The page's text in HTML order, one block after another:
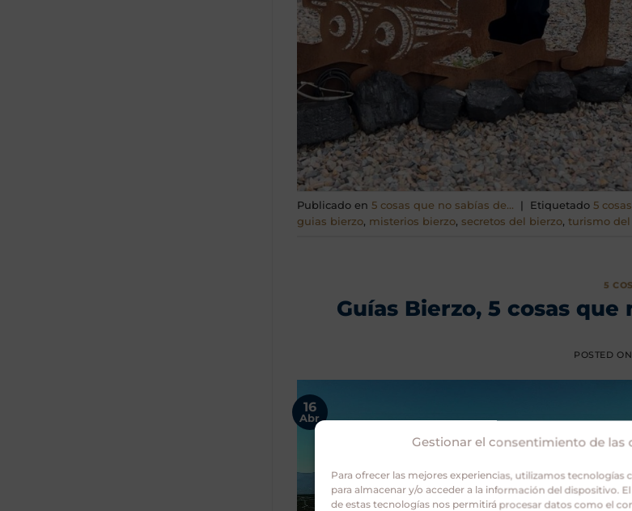
Gestionar el consentimiento de las
Para ofrecer las mejores experiencias, utilizamos tecnologías
para almacenar y/o acceder a la información del dispositivo.
de estas tecnologías nos permitirá procesar datos como el
Publicado en 5 cosas que no sabías de... Etiquetado 5
guias bierzo, misterios bierzo, secretos del bierzo, turismo del
5
Guías Bierzo, 5 cosas
POSTED ON
16
Abr